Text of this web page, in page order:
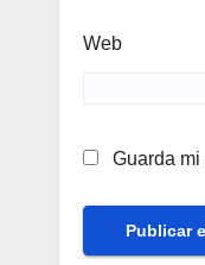
Web
Guarda